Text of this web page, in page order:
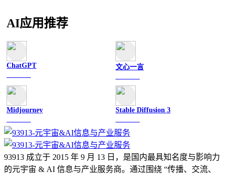
AI应用推荐
ChatGPT 文心一言
Midjourney Stable Diffusion 3
93913 成立于 2015 年 9 月 13 日，是国内最具知名度与影响力
的元宇宙 & AI 信息与产业服务商。通过围绕 “传播、交流、